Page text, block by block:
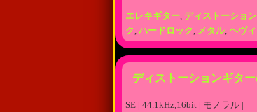
エレキギター, ディストーショ
ク, ハードロック, メタル, ヘヴ
ディストーションギタ
SE | 44.1kHz,16bit | モノラル |